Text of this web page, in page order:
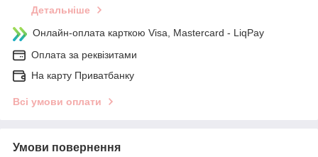
Детальніше
Онлайн-оплата карткою Visa, Mastercard - LiqPay
Оплата за реквізитами
На карту Приватбанку
Всі умови оплати
Умови повернення